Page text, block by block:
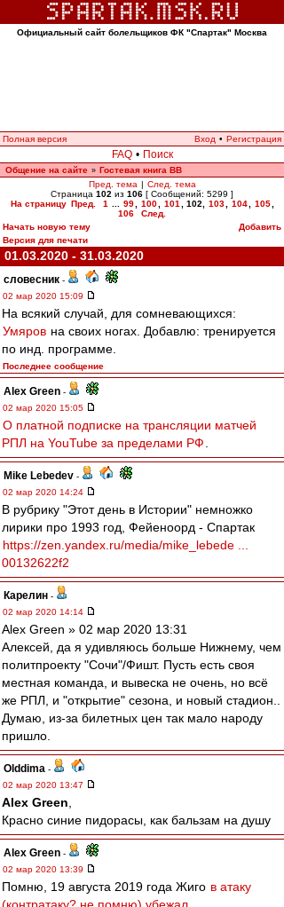
Официальный сайт болельщиков ФК "Спартак" Москва
Полная версия Вход • Регистрация
FAQ • Поиск
Общение на сайте » Гостевая книга ВВ
Пред. тема | След. тема
Страница 102 из 106 [ Сообщений: 5299 ]
На страницу Пред. 1 99 100 101 102 103 104 105
106
След.
Начать новую тему
Добавить
Версия для печати
01.03.2020 - 31.03.2020
словесник -
02 мар 2020 15:09
На всякий случай, для сомневающихся:
Умяров на своих ногах. Добавлю: тренируется
по инд. программе.
Последнее сообщение
Alex Green -
02 мар 2020 15:05
О платной подписке на трансляции матчей
РПЛ на YouTube за пределами РФ
Mike Lebedev -
02 мар 2020 14:24
В рубрику "Этот день в Истории" немножко
лирики про 1993 год, Фейеноорд - Спартак
https://zen.yandex.ru/media/mike_lebede ...
00132622f2
Карелин -
02 мар 2020 14:14
Alex Green » 02 мар 2020 13:31
Алексей, да я удивляюсь больше Нижнему, чем
политпроекту "Сочи"/Фишт. Пусть есть своя
местная команда, и вывеска не очень, но всё
же РПЛ, и "открытие" сезона, и новый стадион..
Думаю, из-за билетных цен так мало народу
пришло.
Olddima -
02 мар 2020 13:47
Alex Green
Красно синие пидорасы, как бальзам на душу
Alex Green -
02 мар 2020 13:39
Помню, 19 августа 2019 года Жиго в атаку